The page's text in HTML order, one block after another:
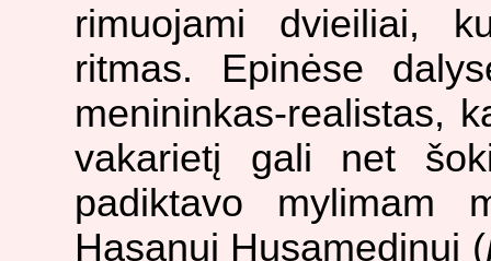
rimuojami dvieiliai,
ritmas. Epinėse
menininkas-realistas,
vakarietį gali net
padiktavo mylimam
Hasanui Husamedinui (